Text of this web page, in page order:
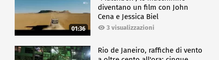
01:36
diventano un film con John
Cena e Jessica Biel
3 visualizzazioni
Rio de Janeiro, raffiche di vento